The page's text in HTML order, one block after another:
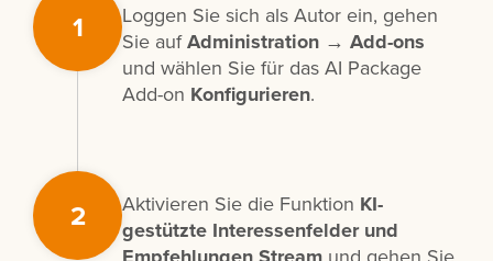
1
Loggen Sie sich als Autor ein, gehen
Sie aufAdministration → Add-ons
und wählen Sie für das AI Package
Add-on Konfigurieren.
2 Aktivieren Sie die Funktion KI-
gestützte Interessenfelder und